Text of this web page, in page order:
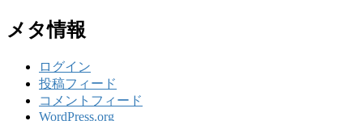
メタ情報
ログイン
投稿フィード
コメントフィード
WordPress.org